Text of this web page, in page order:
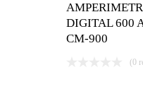
DIGITAL 600
CM-900
(0